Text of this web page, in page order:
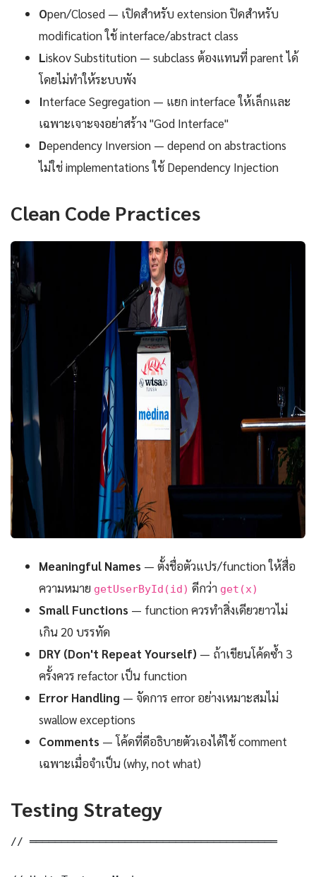
Open/Closed — เปิดสำหรับ extension ปิดสำหรับ
modification ใช้ interface/abstract class
Liskov Substitution — subclass ต้องแทนที่ parent ได้
โดยไม่ทำให้ระบบพัง
Interface Segregation — แยก interface ให้เล็กและ
เฉพาะเจาะจงอย่าสร้าง "God Interface"
Dependency Inversion — depend on abstractions
ไม่ใช่ implementations ใช้ Dependency Injection
Clean Code Practices
Meaningful Names — ตั้งชื่อตัวแปร/function ให้สื่อ
ความหมาย getUserById(id) ดีกว่า get(x)
Small Functions — function ควรทำสิ่งเดียวยาวไม่
เกิน 20 บรรทัด
DRY (Don't Repeat Yourself) — ถ้าเขียนโค้ดซ้ำ 3
ครั้งควร refactor เป็น function
Error Handling — จัดการ error อย่างเหมาะสมไม่
swallow exceptions
Comments — โค้ดที่ดีอธิบายตัวเองได้ใช้ comment
เฉพาะเมื่อจำเป็น (why, not what)
Testing Strategy
// ═══════════════════════════════════════